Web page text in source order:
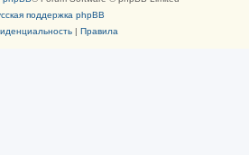
поддержка phpBB
| Правила